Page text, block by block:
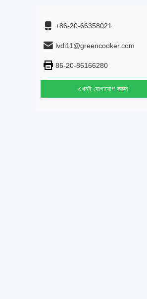
+86-20-66358021
lvdi11@greencooker.com
86-20-86166280
এখনই যোগাযোগ করুন